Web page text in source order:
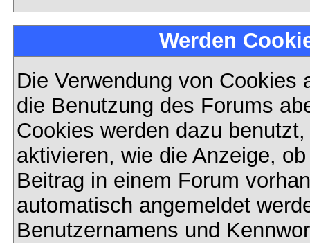
Werden
Die Verwendung von
die Benutzung des Forums
Cookies werden dazu
aktivieren, wie die Anzeige,
Beitrag in einem Forum
automatisch angemeldet
Benutzernamens und